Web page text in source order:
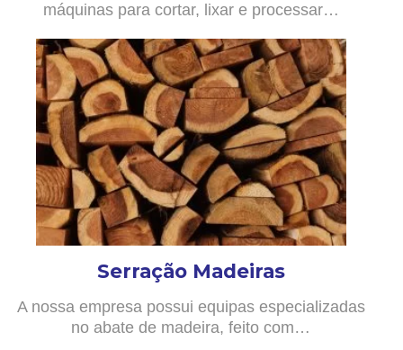
máquinas para cortar, lixar e processar…
Serração Madeiras
A nossa empresa possui equipas especializadas
no abate de madeira, feito com…